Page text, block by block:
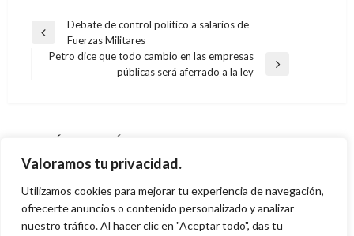
Valoramos tu privacidad.
Utilizamos cookies para mejorar tu experiencia de navegación,
ofrecerte anuncios o contenido personalizado y analizar
nuestro tráfico. Al hacer clic en "Aceptar todo", das tu
Navegación
Entrada
anterior
Debate de control político a salarios de
Fuerzas Militares
Petro dice que todo cambio en las empresas
públicas será aferrado a la ley
TAMBIÉN PODRÍA GUSTARTE
Medellín
Ariel Cabrera lunes junio 1, 2015
Winfrey
Alejandro Montoya miércoles enero 16, 2013
DEPORTES
María Luisa Calle fue suspendida cuatro años
Andres Felipe Gama miércoles marzo 9, 2016